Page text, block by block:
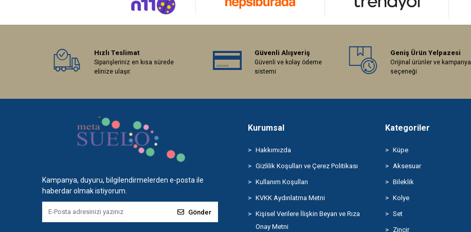
Hızlı Teslimat
Siparişleriniz en kısa sürede
elinize ulaşır.
Güvenli Alışveriş
Güvenli ve kolay ödeme
sistemi
Geniş Ürün Yelpazesi
Orijinal ürünler ve kampanya
seçeneği
Kampanya, duyuru, bilgilendirmelerden e-posta ile
haberdar olmak istiyorum.
Gönder
Kurumsal
Hakkımızda
Gizlilik Koşulları ve Çerez Politikası
Kullanım Koşulları
KVKK Aydınlatma Metni
Kişisel Verilere İlişkin Beyan ve Rıza
Onay Metni
Kategoriler
Küpe
Aksesuar
Bileklik
Kolye
Set
Zincir